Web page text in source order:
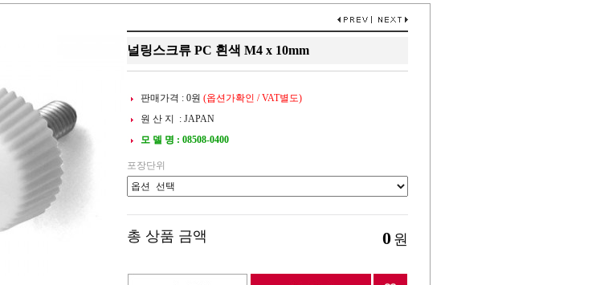
널링스크류 PC 흰색 M4 x 10mm
판매가격 : 0원 (옵션가확인 / VAT별도)
원 산 지 : JAPAN
모 델 명 : 08508-0400
포장단위
총 상품 금액 0 원